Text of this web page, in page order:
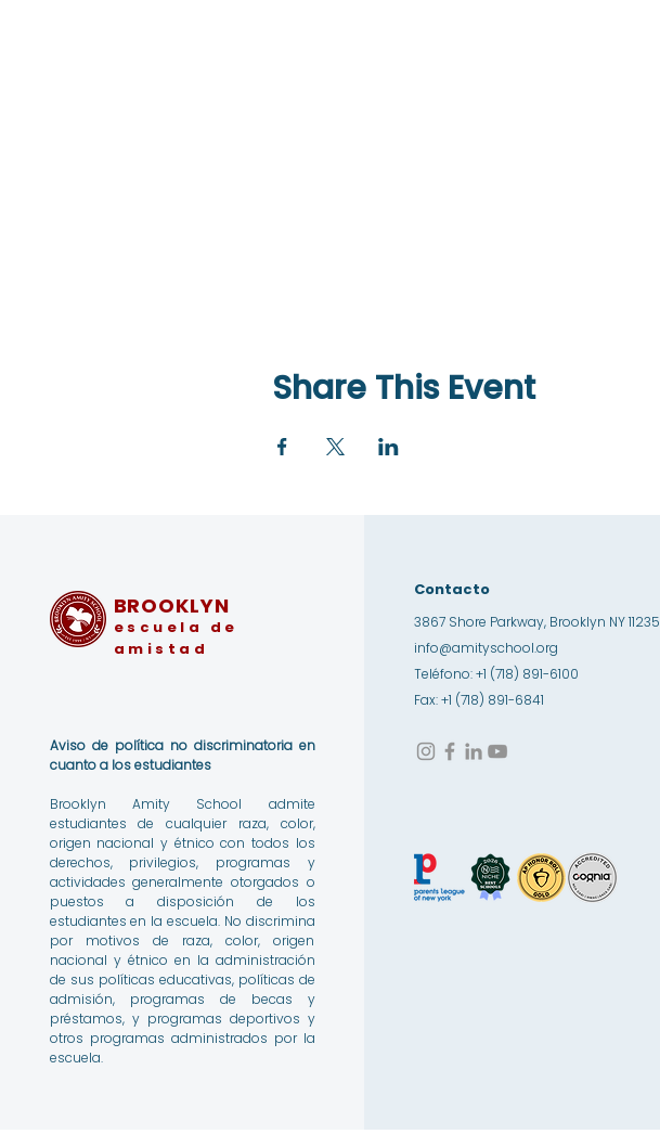
Share This Event
BROOKLYN
escuela de
amistad
Aviso de política no discriminatoria en
cuanto a los estudiantes
Brooklyn Amity School admite
estudiantes de cualquier raza, color,
origen nacional y étnico con todos los
derechos, privilegios, programas y
actividades generalmente otorgados o
puestos a disposición de los
estudiantes en la escuela. No discrimina
por motivos de raza, color, origen
nacional y étnico en la administración
de sus políticas educativas, políticas de
admisión, programas de becas y
préstamos, y programas deportivos y
otros programas administrados por la
escuela.
Contacto
3867 Shore Parkway, Brooklyn NY 11235
info@amityschool.org
Teléfono: +1 (718) 891-6100
Fax: +1 (718) 891-6841